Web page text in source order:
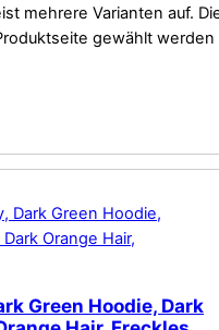
mehrere Varianten auf.
gewählt werden
Green Hoodie, Dark